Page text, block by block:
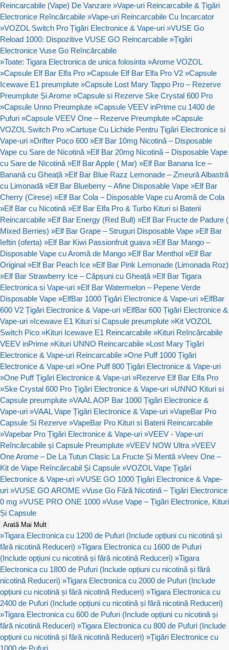
Reincarcabile (Vape) De Vanzare »Vape-uri Reincarcabile & Țigări
Electronice Reîncărcabile »Vape-uri Reincarcabile Cu Incarcator
»VOZOL Switch Pro Țigări Electronice & Vape-uri »VUSE Go
Reload 1000: Dispozitive VUSE GO Reincarcabile »Țigări
Electronice Vuse Go Reîncărcabile
»Toate: Tigara Electronica de unica folosinta »Arome VOZOL
»Capsule Elf Bar Elfa Pro »Capsule Elf Bar Elfa Pro V2 »Capsule
Icewave E1 preumplute »Capsule Lost Mary Tappo Pro – Rezerve
Preumplute Și Arome »Capsule si Rezerve Ske Crystal 600 Pro
»Capsule Unno Preumplute »Capsule VEEV inPrime cu 1400 de
Pufuri »Capsule VEEV One – Rezerve Preumplute »Capsule
VOZOL Switch Pro »Cartușe Cu Lichide Pentru Țigări Electronice si
Vape-uri »Drifter Poco 600 »Elf Bar 10mg Nicotină – Disposable
Vape cu Sare de Nicotină »Elf Bar 20mg Nicotină – Disposable Vape
cu Sare de Nicotină »Elf Bar Apple ( Mar) »Elf Bar Banana Ice –
Banană cu Gheață »Elf Bar Blue Razz Lemonade – Zmeură Albastră
cu Limonadă »Elf Bar Blueberry – Afine Disposable Vape »Elf Bar
Cherry (Cirese) »Elf Bar Cola – Disposable Vape cu Aromă de Cola
»Elf Bar cu Nicotină »Elf Bar Elfa Pro & Turbo Kituri si Baterii
Reincarcabile »Elf Bar Energy (Red Bull) »Elf Bar Fructe de Padure (
Mixed Berries) »Elf Bar Grape – Struguri Disposable Vape »Elf Bar
Ieftin (oferta) »Elf Bar Kiwi Passionfruit guava »Elf Bar Mango –
Disposable Vape cu Aromă de Mango »Elf Bar Menthol »Elf Bar
Original »Elf Bar Peach Ice »Elf Bar Pink Lemonade (Limonada Roz)
»Elf Bar Strawberry Ice – Căpșuni cu Gheață »Elf Bar Tigara
Electronica si Vape-uri »Elf Bar Watermelon – Pepene Verde
Disposable Vape »ElfBar 1000 Țigări Electronice & Vape-uri »ElfBar
600 V2 Țigări Electronice & Vape-uri »ElfBar 600 Țigări Electronice &
Vape-uri »Icewave E1 Kituri si Capsule preumplute »Kit VOZOL
Switch Pico »Kituri Icewave E1 Reincarcabile »Kituri Reîncărcabile
VEEV inPrime »Kituri UNNO Reincarcabile »Lost Mary Țigări
Electronice & Vape-uri Reincarcabile »One Puff 1000 Țigări
Electronice & Vape-uri »One Puff 800 Țigări Electronice & Vape-uri
»One Puff Țigări Electronice & Vape-uri »Rezerve Elf Bar Elfa Pro
»Ske Crystal 600 Pro Țigări Electronice & Vape-uri »UNNO Kituri si
Capsule preumplute »VAAL AOP Bar 1000 Țigări Electronice &
Vape-uri »VAAL Vape Țigări Electronice & Vape-uri »VapeBar Pro
Capsule Si Rezerve »VapeBar Pro Kituri si Baterii Reincarcabile
»Vapebar Pro Țigări Electronice & Vape-uri »VEEV - Vape-uri
Reîncărcabile și Capsule Preumplute »VEEV NOW Ultra »VEEV
One Arome – De La Tutun Clasic La Fructe Și Mentă »Veev One –
Kit de Vape Reîncărcabil Și Capsule »VOZOL Vape Țigări
Electronice & Vape-uri »VUSE GO 1000 Țigări Electronice & Vape-
uri »VUSE GO AROME »Vuse Go Fără Nicotină – Țigări Electronice
0 mg »VUSE PRO ONE 1000 »Vuse Vape – Țigări Electronice, Kituri
Și Capsule
Arată Mai Mult
»Tigara Electronica cu 1200 de Pufuri (Include opțiuni cu nicotină și
fără nicotină Reduceri) »Tigara Electronica cu 1600 de Pufuri
(Include opțiuni cu nicotină și fără nicotină Reduceri) »Tigara
Electronica cu 1800 de Pufuri (Include opțiuni cu nicotină și fără
nicotină Reduceri) »Tigara Electronica cu 2000 de Pufuri (Include
opțiuni cu nicotină și fără nicotină Reduceri) »Tigara Electronica cu
2400 de Pufuri (Include opțiuni cu nicotină și fără nicotină Reduceri)
»Tigara Electronica cu 600 de Pufuri (Include opțiuni cu nicotină și
fără nicotină Reduceri) »Tigara Electronica cu 800 de Pufuri (Include
opțiuni cu nicotină și fără nicotină Reduceri) »Țigări Electronice cu
1000 de Pufuri